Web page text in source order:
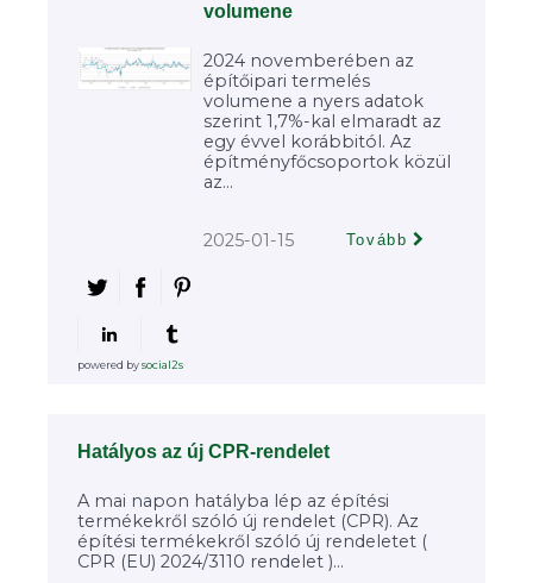
volumene
2024 novemberében az
építőipari termelés
volumene a nyers adatok
szerint 1,7%-kal elmaradt az
egy évvel korábbitól. Az
építményfőcsoportok közül
az...
2025-01-15 Tovább
powered bysocial2s
Hatályos az új CPR-rendelet
A mai napon hatályba lép az építési
termékekről szóló új rendelet (CPR). Az
építési termékekről szóló új rendeletet (
CPR (EU) 2024/3110 rendelet )...